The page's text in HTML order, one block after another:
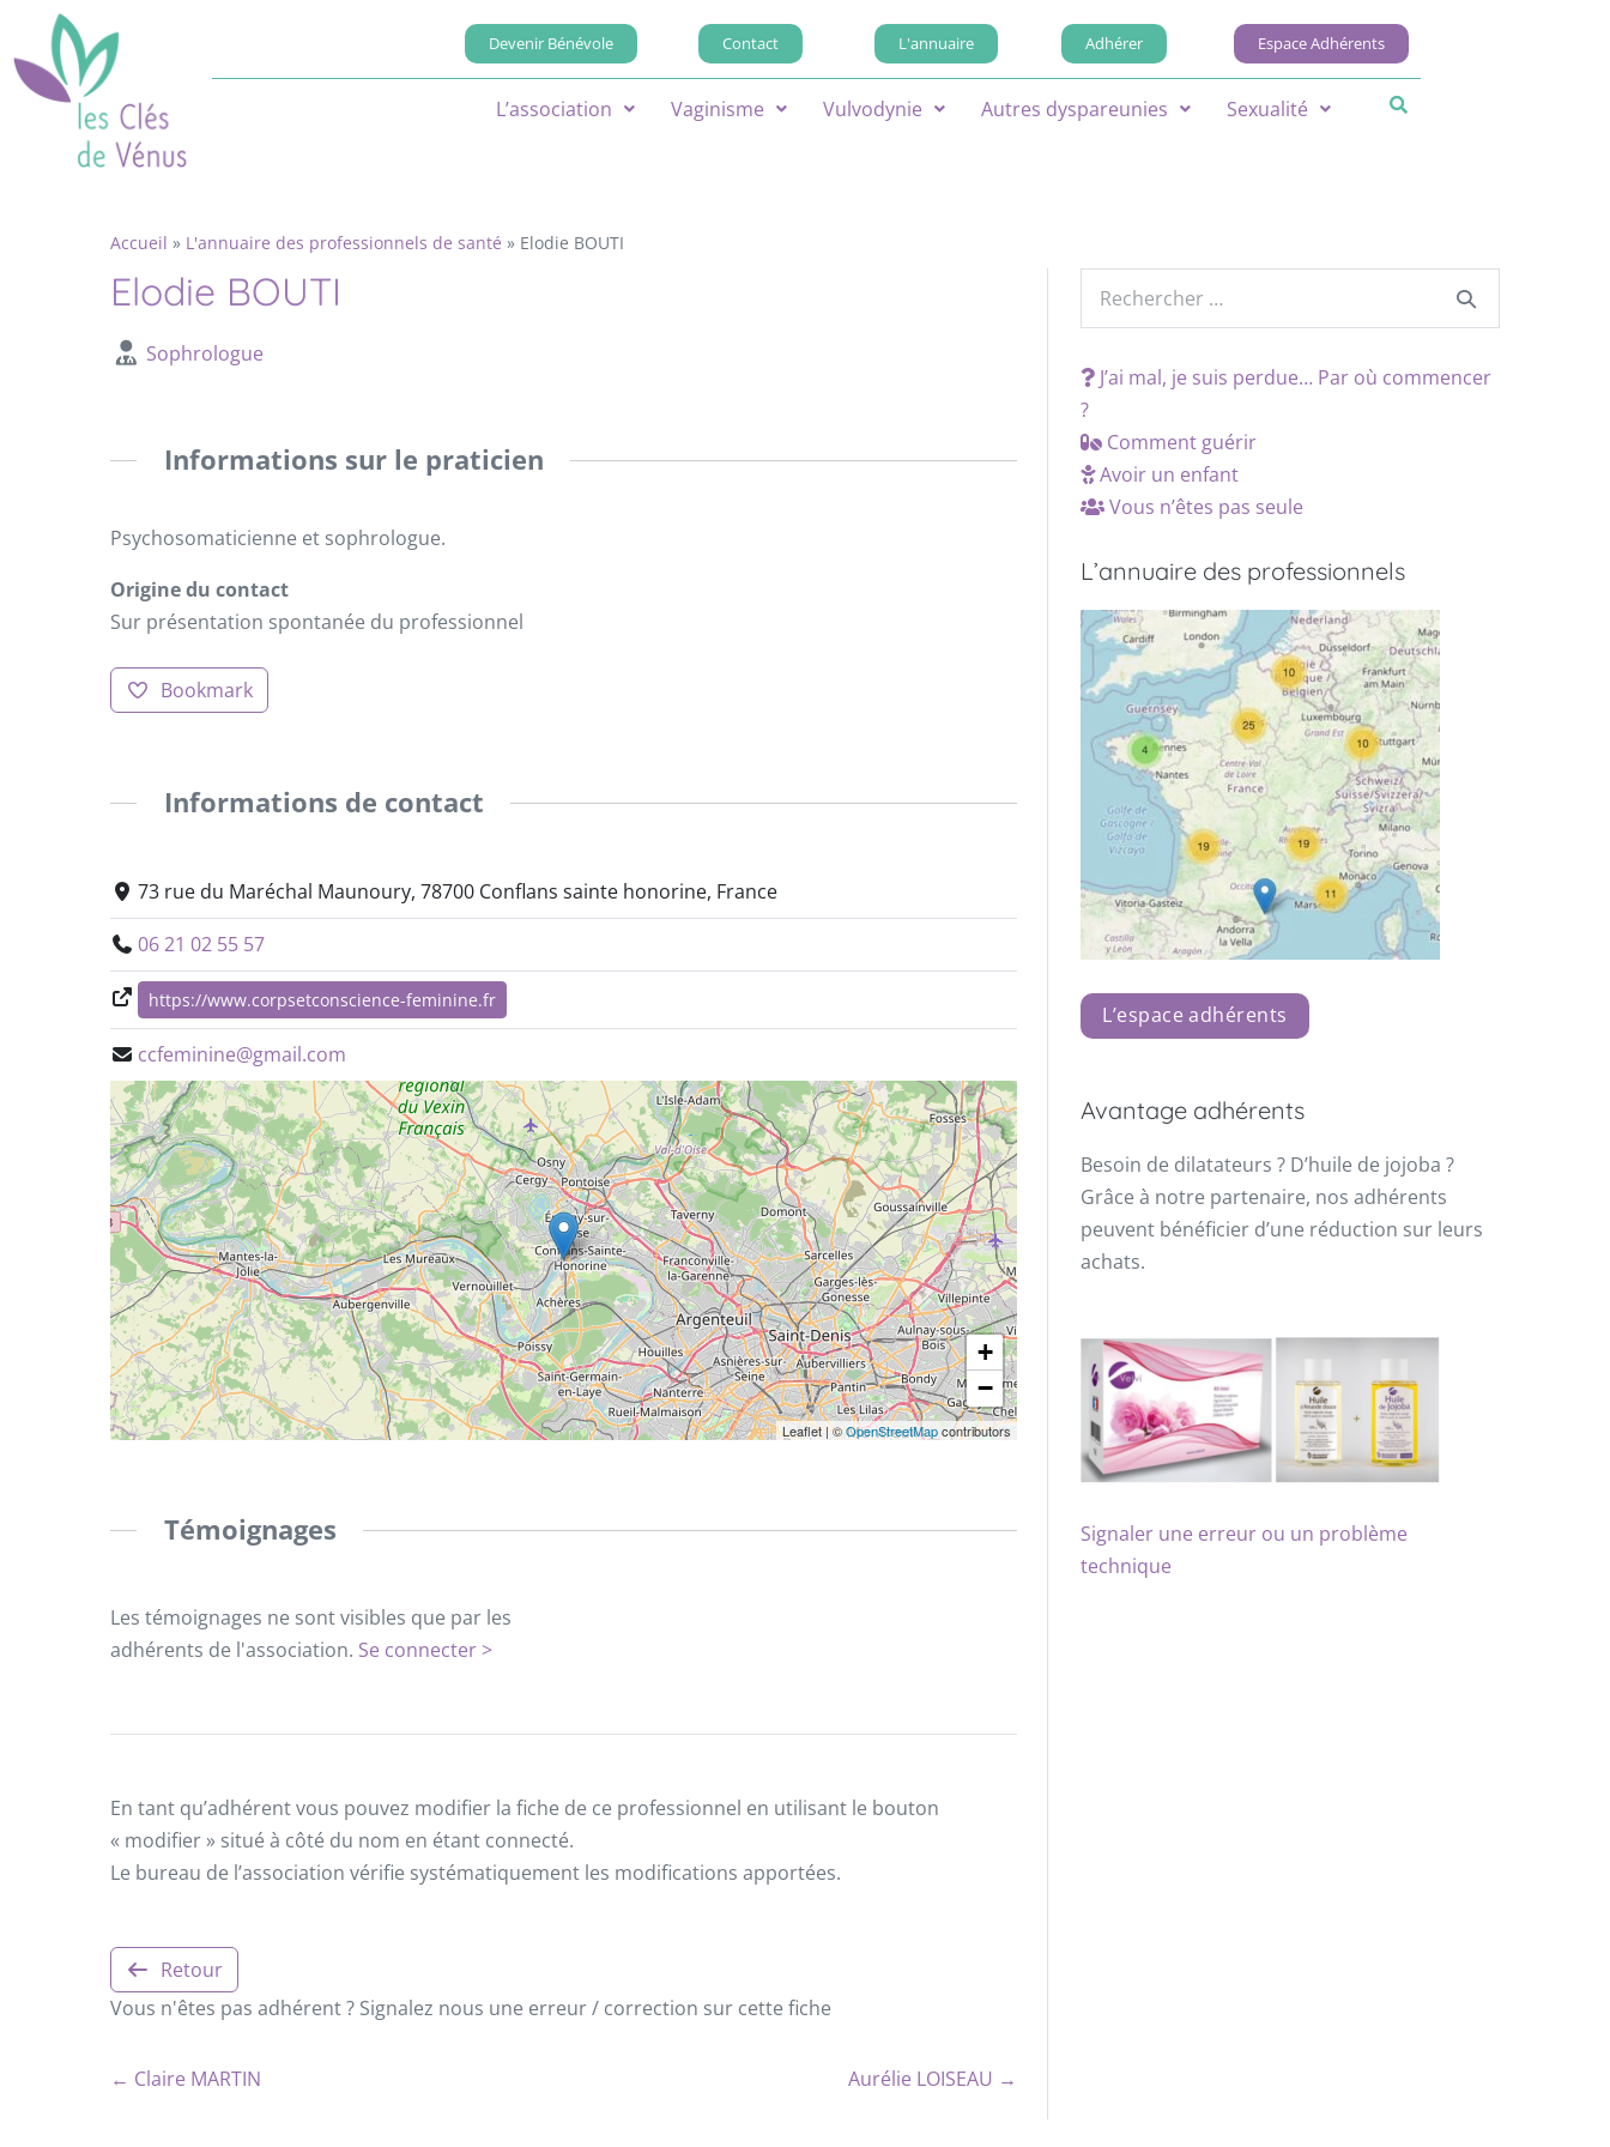
Devenir Bénévole Contact L'annuaire Adhérer Espace Adhérents
L’association Vaginisme Vulvodynie Autres dyspareunies Sexualité
Accueil » L'annuaire des professionnels de santé » Elodie BOUTI
Elodie BOUTI
Sophrologue
Informations sur le praticien
Psychosomaticienne et sophrologue.
Origine du contact
Sur présentation spontanée du professionnel
Bookmark
Informations de contact
73 rue du Maréchal Maunoury, 78700 Conflans sainte honorine, France
06 21 02 55 57
https://www.corpsetconscience-feminine.fr
ccfeminine@gmail.com
+
−
Leaflet|©OpenStreetMapcontributors
Témoignages
Les témoignages ne sont visibles que par les
adhérents de l'association. Se connecter >
En tant qu’adhérent vous pouvez modifier la fiche de ce professionnel en utilisant le bouton
« modifier » situé à côté du nom en étant connecté.
Le bureau de l’association vérifie systématiquement les modifications apportées.
Retour
Vous n'êtes pas adhérent ? Signalez nous une erreur / correction sur cette fiche
← Claire MARTIN Aurélie LOISEAU →
J’ai mal, je suis perdue… Par où commencer
?
Comment guérir
Avoir un enfant
Vous n’êtes pas seule
L’annuaire des professionnels
L’espace adhérents
Avantage adhérents
Besoin de dilatateurs ? D’huile de jojoba ?
Grâce à notre partenaire, nos adhérents
peuvent bénéficier d’une réduction sur leurs
achats.
Signaler une erreur ou un problème
technique